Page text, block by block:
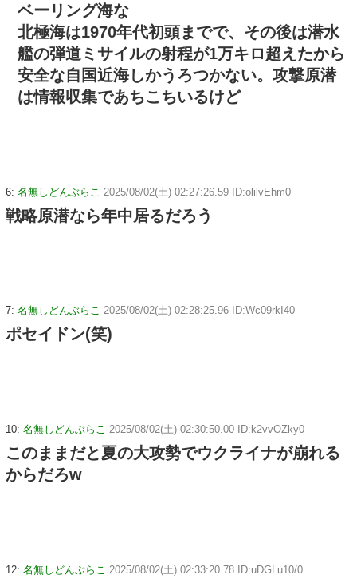
ベーリング海な
北極海は1970年代初頭までで、その後は潜水
艦の弾道ミサイルの射程が1万キロ超えたから
安全な自国近海しかうろつかない。攻撃原潜
は情報収集であちこちいるけど
6: 名無しどんぶらこ 2025/08/02(土) 02:27:26.59 ID:olilvEhm0
戦略原潜なら年中居るだろう
7: 名無しどんぶらこ 2025/08/02(土) 02:28:25.96 ID:Wc09rkI40
ポセイドン(笑)
10: 名無しどんぶらこ 2025/08/02(土) 02:30:50.00 ID:k2vvOZky0
このままだと夏の大攻勢でウクライナが崩れる
からだろw
12: 名無しどんぶらこ 2025/08/02(土) 02:33:20.78 ID:uDGLu10/0